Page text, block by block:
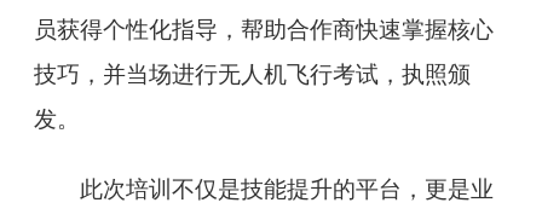
员获得个性化指导，帮助合作商快速掌握核心
技巧，并当场进行无人机飞行考试，执照颁
发。
此次培训不仅是技能提升的平台，更是业